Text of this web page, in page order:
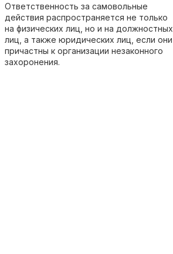
Ответственность за самовольные
действия распространяется не только
на физических лиц, но и на должностных
лиц, а также юридических лиц, если они
причастны к организации незаконного
захоронения.